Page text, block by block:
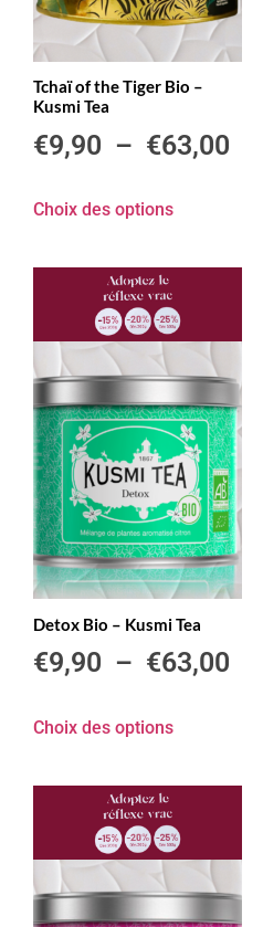
Tchaï of the Tiger Bio –
Kusmi Tea
€9,90 – €63,00
Choix des options
Detox Bio – Kusmi Tea
€9,90 – €63,00
Choix des options